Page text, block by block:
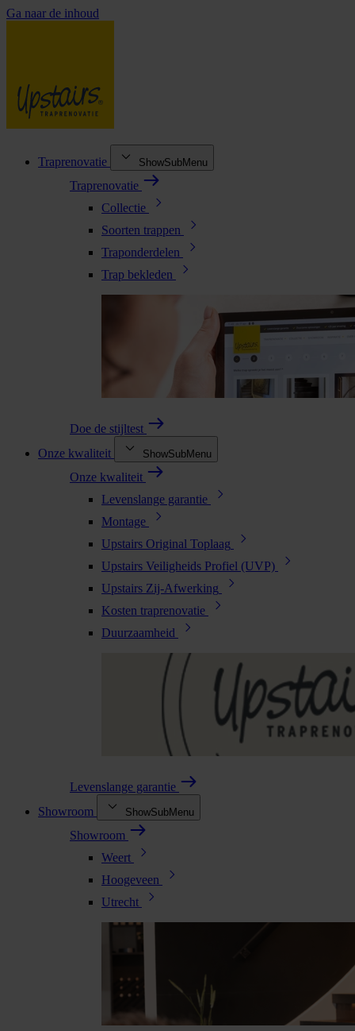
Ga naar de inhoud
Traprenovatie ShowSubMenu
Traprenovatie
Collectie
Soorten trappen
Traponderdelen
Trap bekleden
Doe de stijltest
Onze kwaliteit
ShowSubMenu
Onze kwaliteit
Levenslange garantie
Montage
Upstairs Original Toplaag
Upstairs Veiligheids Profiel (UVP)
Upstairs Zij-Afwerking
Kosten traprenovatie
Duurzaamheid
Levenslange garantie
Showroom
ShowSubMenu
Showroom
Weert
Hoogeveen
Utrecht